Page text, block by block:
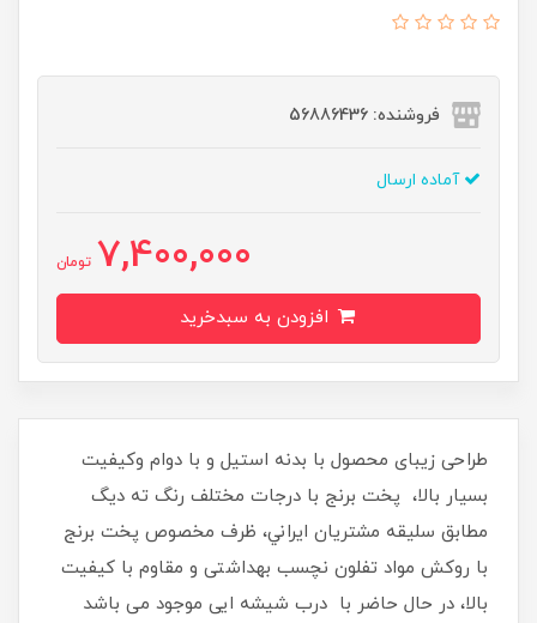
فروشنده: 56886436
آماده ارسال
7,400,000 تومان
طراحی زیبای محصول با بدنه استيل و با دوام وکیفیت
بسیار بالا، پخت برنج با درجات مختلف رنگ ته دیگ
مطابق سلیقه مشتریان ايراني، ظرف مخصوص پخت برنج
با روکش مواد تفلون نچسب بهداشتی و مقاوم با کیفیت
بالا، در حال حاضر با درب شیشه ایی موجود می باشد